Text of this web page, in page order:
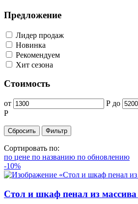
Предложение
Лидер продаж
Новинка
Рекомендуем
Хит сезона
Стоимость
от Р до
Р
Сортировать по:
по цене по названию по обновлению
-10%
Стол и шкаф пенал из